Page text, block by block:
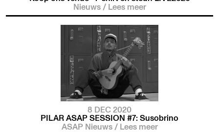
Nieuws /Lees meer
8 DEC 2020
PILAR ASAP SESSION #7: Susobrino
ASAP Nieuws /Lees meer